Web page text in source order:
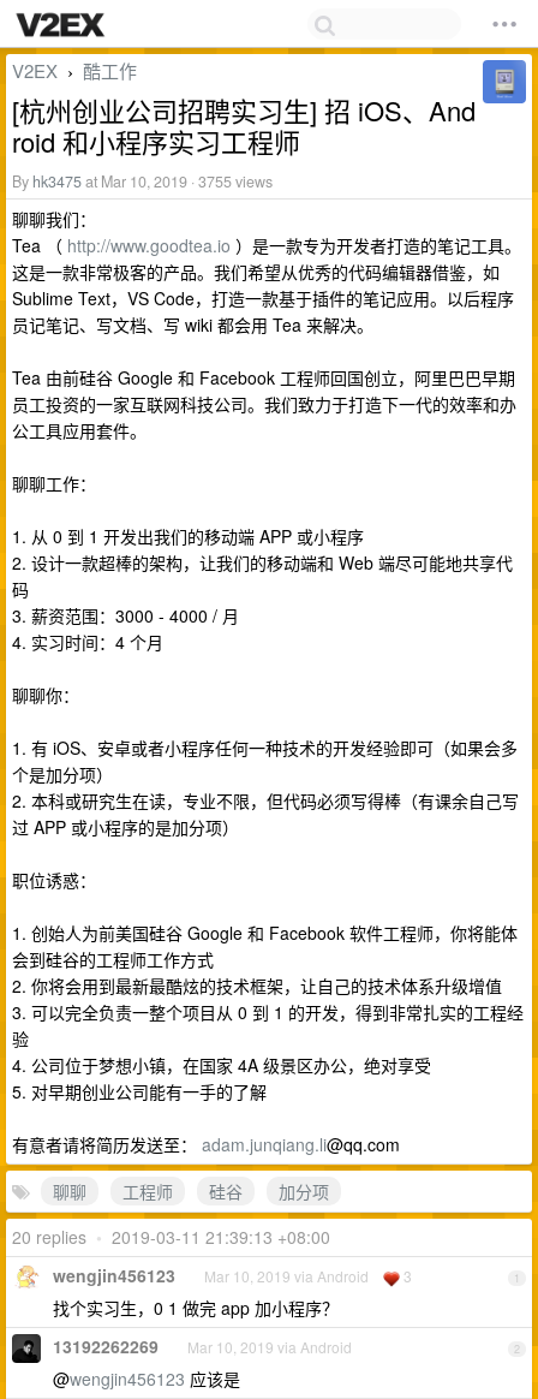
V2EX › 酷工作
[杭州创业公司招聘实习生] 招 iOS、And
roid 和小程序实习工程师
By hk3475at Mar 10, 2019 · 3755 views
聊聊我们：
Tea （ http://www.goodtea.io ）是一款专为开发者打造的笔记工具。
这是一款非常极客的产品。我们希望从优秀的代码编辑器借鉴，如
Sublime Text，VS Code，打造一款基于插件的笔记应用。以后程序
员记笔记、写文档、写 wiki 都会用 Tea 来解决。
Tea 由前硅谷 Google 和 Facebook 工程师回国创立，阿里巴巴早期
员工投资的一家互联网科技公司。我们致力于打造下一代的效率和办
公工具应用套件。
聊聊工作：
1. 从 0 到 1 开发出我们的移动端 APP 或小程序
2. 设计一款超棒的架构，让我们的移动端和 Web 端尽可能地共享代
码
3. 薪资范围：3000 - 4000 / 月
4. 实习时间：4 个月
聊聊你：
1. 有 iOS、安卓或者小程序任何一种技术的开发经验即可（如果会多
个是加分项）
2. 本科或研究生在读，专业不限，但代码必须写得棒（有课余自己写
过 APP 或小程序的是加分项）
职位诱惑：
1. 创始人为前美国硅谷 Google 和 Facebook 软件工程师，你将能体
会到硅谷的工程师工作方式
2. 你将会用到最新最酷炫的技术框架，让自己的技术体系升级增值
3. 可以完全负责一整个项目从 0 到 1 的开发，得到非常扎实的工程经
验
4. 公司位于梦想小镇，在国家 4A 级景区办公，绝对享受
5. 对早期创业公司能有一手的了解
有意者请将简历发送至： adam.junqiang.li@qq.com
聊聊
工程师 硅谷
加分项
20 replies • 2019-03-11 21:39:13 +08:00
1
wengjin456123 Mar 10, 2019 via Android 3
找个实习生，0 1 做完 app 加小程序？
2
13192262269 Mar 10, 2019 via Android
@wengjin456123 应该是